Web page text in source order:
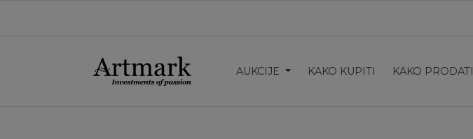
AUKCIJE KAKO KUPITI KAKO PRODATI